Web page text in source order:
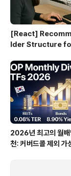
[React]
lder Structure
2026년 최고의 월
천: 커버드콜 제외